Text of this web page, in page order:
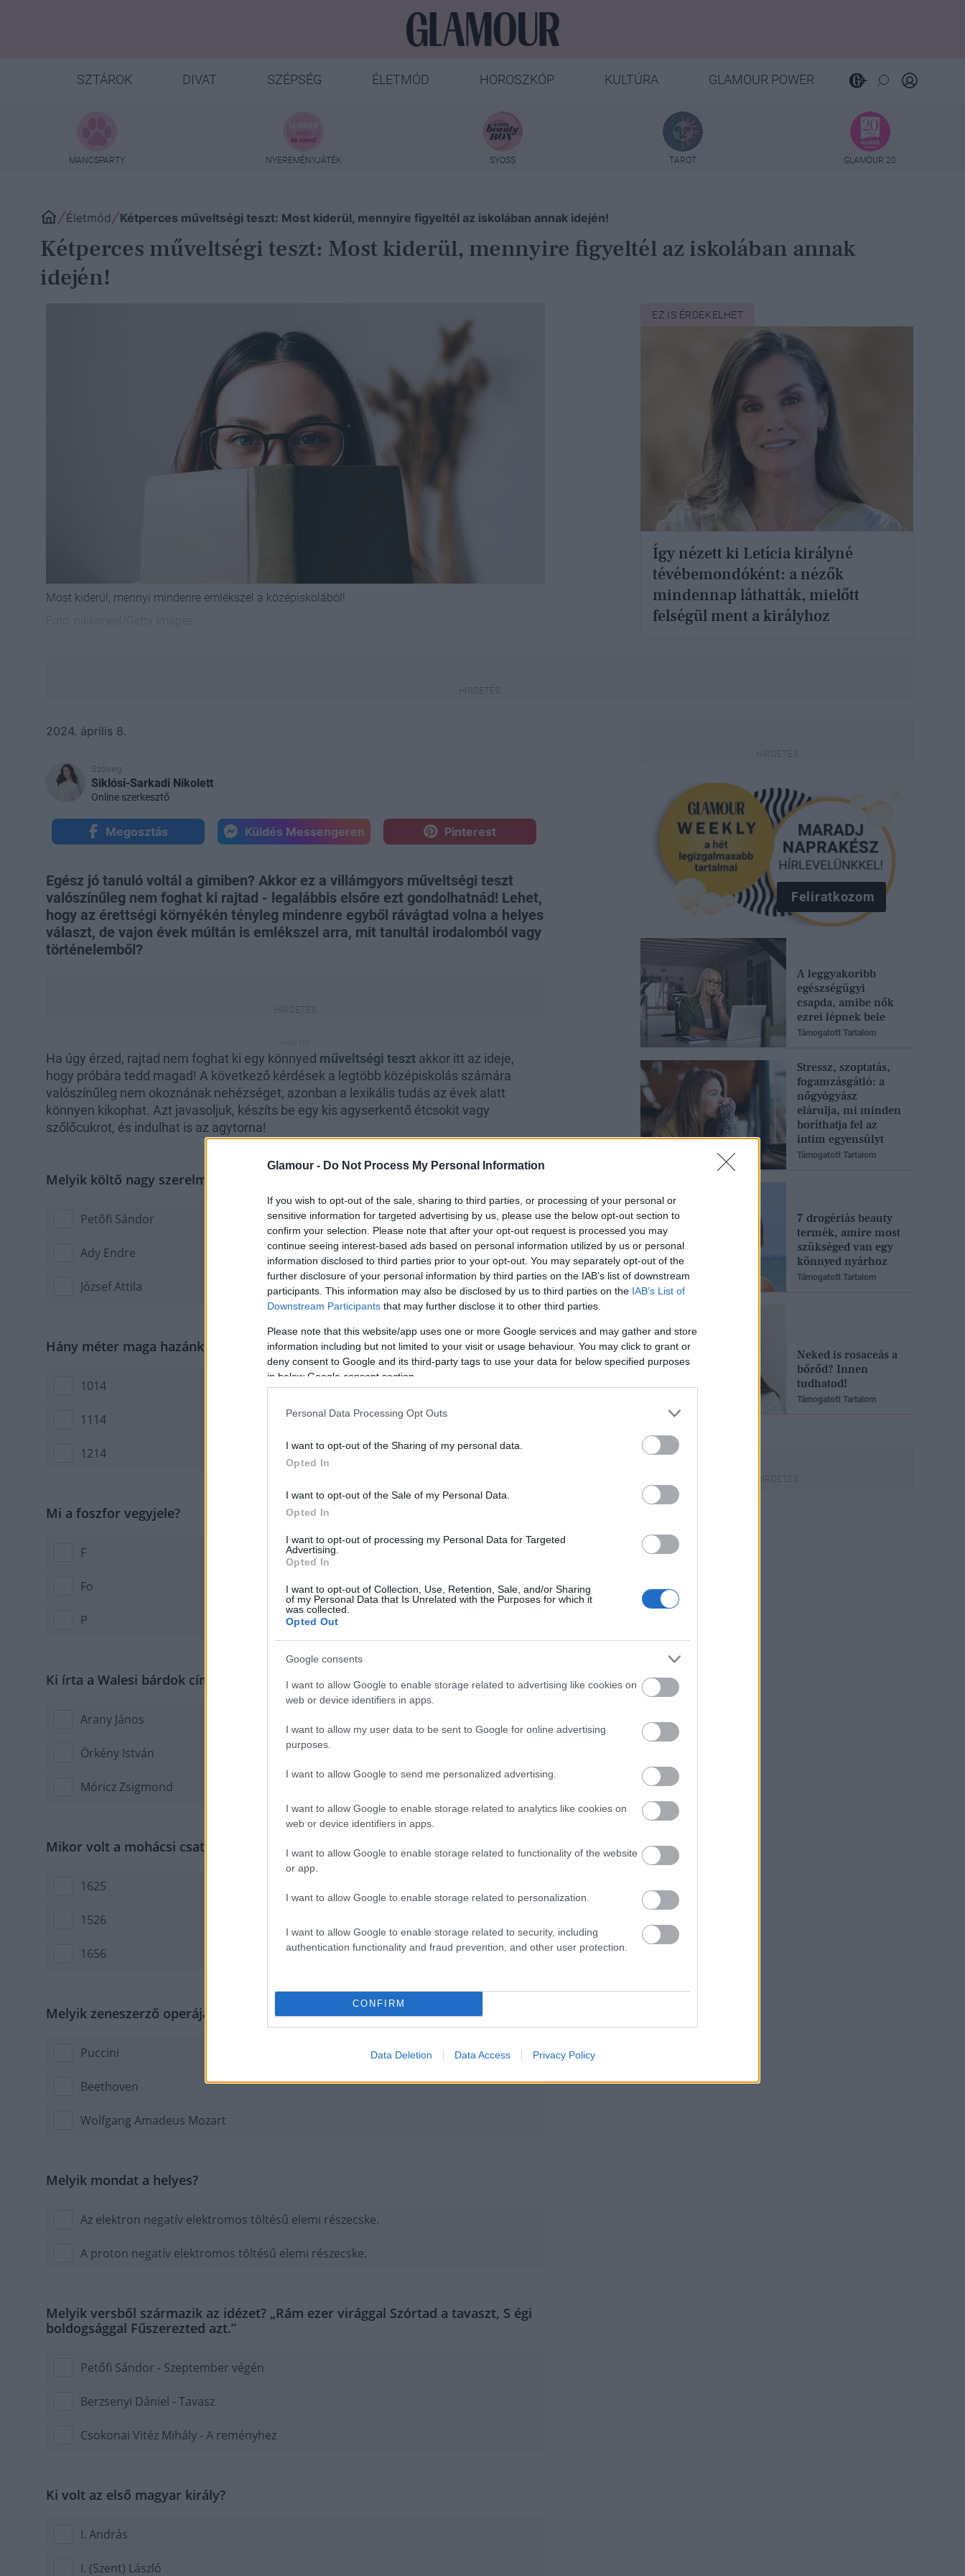
Glamour - Do Not Process My Personal Information
If you wish to opt-out of the sale, sharing to third parties, or processing of your personal or
sensitive information for targeted advertising by us, please use the below opt-out section to
confirm your selection. Please note that after your opt-out request is processed you may
continue seeing interest-based ads based on personal information utilized by us or personal
information disclosed to third parties prior to your opt-out. You may separately opt-out of the
further disclosure of your personal information by third parties on the IAB’s list of downstream
participants. This information may also be disclosed by us to third parties on the IAB’s List of
Downstream Participants that may further disclose it to other third parties.
Please note that this website/app uses one or more Google services and may gather and store
information including but not limited to your visit or usage behaviour. You may click to grant or
deny consent to Google and its third-party tags to use your data for below specified purposes
in below Google consent section.
Personal Data Processing Opt Outs
I want to opt-out of the Sharing of my personal data.
Opted In
I want to opt-out of the Sale of my Personal Data.
Opted In
I want to opt-out of processing my Personal Data for Targeted
Advertising.
Opted In
I want to opt-out of Collection, Use, Retention, Sale, and/or Sharing
of my Personal Data that Is Unrelated with the Purposes for which it
was collected.
Opted Out
Google consents
I want to allow Google to enable storage related to advertising like cookies on
web or device identifiers in apps.
I want to allow my user data to be sent to Google for online advertising
purposes.
I want to allow Google to send me personalized advertising.
I want to allow Google to enable storage related to analytics like cookies on
web or device identifiers in apps.
I want to allow Google to enable storage related to functionality of the website
or app.
I want to allow Google to enable storage related to personalization.
I want to allow Google to enable storage related to security, including
authentication functionality and fraud prevention, and other user protection.
CONFIRM
Data Deletion Data Access Privacy Policy
SZTÁROK DIVAT SZÉPSÉG ÉLETMÓD HOROSZKÓP KULTÚRA GLAMOUR POWER
MANCSPARTY NYEREMÉNYJÁTÉK SYOSS TAROT GLAMOUR 20
Életmód Kétperces műveltségi teszt: Most kiderül, mennyire figyeltél az iskolában annak idején!
Kétperces műveltségi teszt: Most kiderül, mennyire figyeltél az iskolában annak
idején!
Most kiderül, mennyi mindenre emlékszel a középiskolából!
EZ IS ÉRDEKELHET
Így nézett ki Letícia királyné
tévébemondóként: a nézők
mindennap láthatták, mielőtt
felségül ment a királyhoz
2024. április 8.
Szöveg:
Siklósi-Sarkadi Nikolett
Online szerkesztő
Megosztás Küldés Messengeren Pinterest
Egész jó tanuló voltál a gimiben? Akkor ez a villámgyors műveltségi teszt
valószínűleg nem foghat ki rajtad - legalábbis elsőre ezt gondolhatnád! Lehet,
hogy az érettségi környékén tényleg mindenre egyből rávágtad volna a helyes
választ, de vajon évek múltán is emlékszel arra, mit tanultál irodalomból vagy
történelemből?
Ha úgy érzed, rajtad nem foghat ki egy könnyed műveltségi teszt akkor itt az ideje,
hogy próbára tedd magad! A következő kérdések a legtöbb középiskolás számára
valószínűleg nem okoznának nehézséget, azonban a lexikális tudás az évek alatt
könnyen kikophat. Azt javasoljuk, készíts be egy kis agyserkentő étcsokit vagy
szőlőcukrot, és indulhat is az agytorna!
Melyik költő nagy szerelme volt Léda (Diósyné Brüll Adél)?
Petőfi Sándor
Ady Endre
József Attila
Hány méter maga hazánk legmagasabb hegycsúcsa, a Kékes?
1014
1114
1214
Mi a foszfor vegyjele?
F
Fo
P
Ki írta a Walesi bárdok című balladát?
Arany János
Örkény István
Móricz Zsigmond
Mikor volt a mohácsi csata?
1625
1526
1656
Melyik zeneszerző operája a Varázsfuvola?
Puccini
Beethoven
Wolfgang Amadeus Mozart
Melyik mondat a helyes?
Az elektron negatív elektromos töltésű elemi részecske.
A proton negatív elektromos töltésű elemi részecske.
Melyik versből származik az idézet? „Rám ezer virággal Szórtad a tavaszt, S égi
boldogsággal Fűszerezted azt.”
Petőfi Sándor - Szeptember végén
Berzsenyi Dániel - Tavasz
Csokonai Vitéz Mihály - A reményhez
Ki volt az első magyar király?
I. András
I. (Szent) László
Feliratkozom
A leggyakoribb
egészségügyi
csapda, amibe nők
ezrei lépnek bele
Támogatott Tartalom
Stressz, szoptatás,
fogamzásgátló: a
nőgyógyász
elárulja, mi minden
boríthatja fel az
intim egyensúlyt
Támogatott Tartalom
7 drogériás beauty
termék, amire most
szükséged van egy
könnyed nyárhoz
Támogatott Tartalom
Neked is rosaceás a
bőrőd? Innen
tudhatod!
Támogatott Tartalom